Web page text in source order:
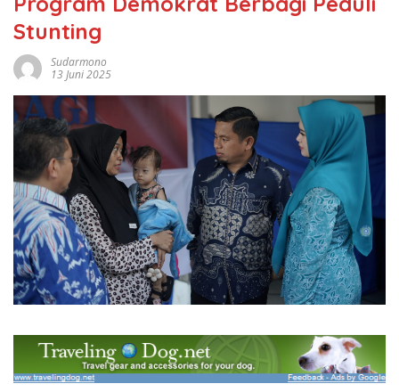
Stunting
Sudarmono
13 Juni 2025